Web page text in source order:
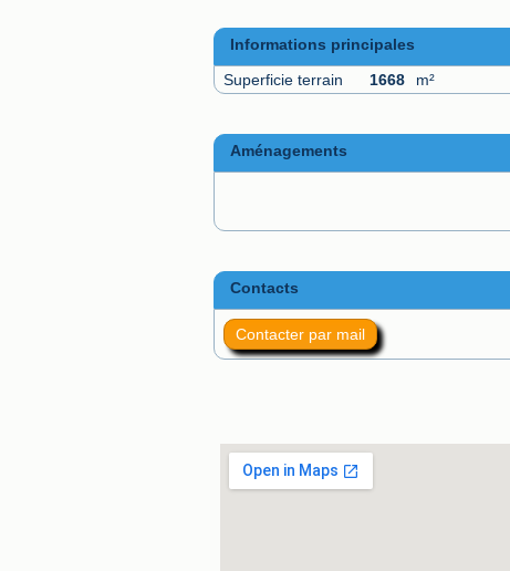
Informations principales
Superficie terrain
1668 m²
Aménagements
Contacts
Contacter par mail